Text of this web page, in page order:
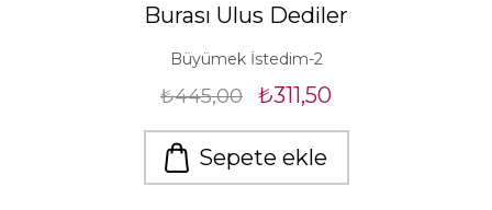
Burası Ulus Dediler
Büyümek İstedim-2
₺445,00 ₺311,50
Sepete ekle